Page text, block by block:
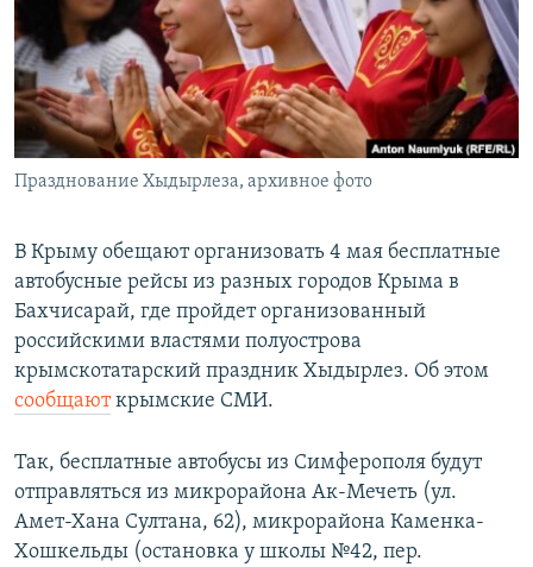
ПОБЕДИТЕЛЕЙ НЕ СУДЯТ?
КРЫМ.НЕПОКОРЕННЫЙ
ELIFBE
УКРАИНСКАЯ ПРОБЛЕМА КРЫМА
ПРИСОЕДИНЯЙТЕСЬ!
Все сайты RFE/RL
Празднование Хыдырлеза, архивное фото
В Крыму обещают организовать 4 мая бесплатные
автобусные рейсы из разных городов Крыма в
Бахчисарай, где пройдет организованный
российскими властями полуострова
крымскотатарский праздник Хыдырлез. Об этом
сообщаюткрымские СМИ.
Так, бесплатные автобусы из Симферополя будут
отправляться из микрорайона Ак-Мечеть (ул.
Амет-Хана Султана, 62), микрорайона Каменка-
Хошкельды (остановка у школы №42, пер.